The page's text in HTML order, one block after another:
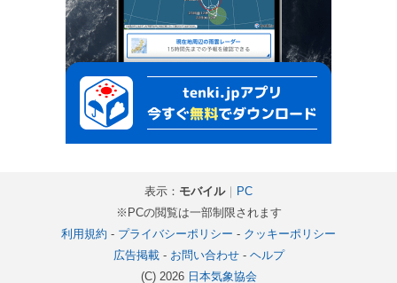
表示： モバイル｜
PC
※PCの閲覧は一部制限されます
利用規約 - プライバシーポリシー - クッキーポリシー
広告掲載- お問い合わせ- ヘルプ
(C) 2026 日本気象協会